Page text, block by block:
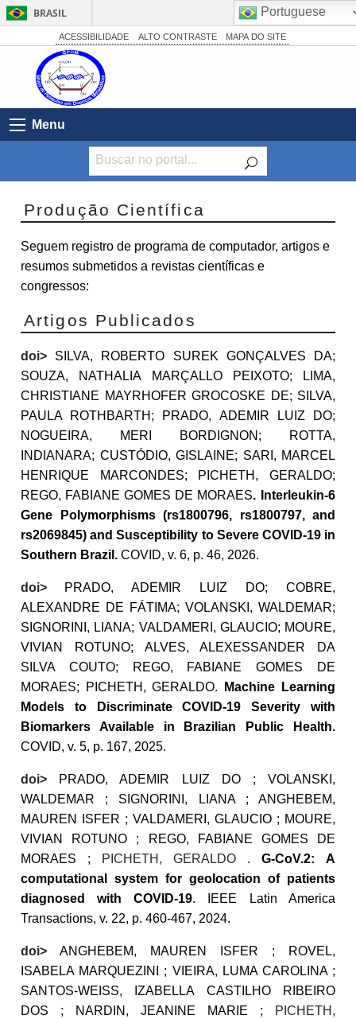
BRASIL
Simplifique!
Acesso à informação
Canais
ACESSIBILIDADE ALTO CONTRASTE MAPA DO SITE
Menu
Produção Científica
Seguem registro de programa de computador, artigos e
resumos submetidos a revistas científicas e
congressos:
Artigos Publicados
doi> SILVA, ROBERTO SUREK GONÇALVES DA;
SOUZA, NATHALIA MARÇALLO PEIXOTO; LIMA,
CHRISTIANE MAYRHOFER GROCOSKE DE; SILVA,
PAULA ROTHBARTH; PRADO, ADEMIR LUIZ DO;
NOGUEIRA, MERI BORDIGNON; ROTTA,
INDIANARA; CUSTÓDIO, GISLAINE; SARI, MARCEL
HENRIQUE MARCONDES; PICHETH, GERALDO;
REGO, FABIANE GOMES DE MORAES. Interleukin-6
Gene Polymorphisms (rs1800796, rs1800797, and
rs2069845) and Susceptibility to Severe COVID-19 in
Southern Brazil. COVID, v. 6, p. 46, 2026.
doi>
PRADO, ADEMIR LUIZ DO; COBRE,
ALEXANDRE DE FÁTIMA; VOLANSKI, WALDEMAR;
SIGNORINI, LIANA; VALDAMERI, GLAUCIO; MOURE,
VIVIAN ROTUNO; ALVES, ALEXESSANDER DA
SILVA COUTO; REGO, FABIANE GOMES DE
MORAES; PICHETH, GERALDO. Machine Learning
Models to Discriminate COVID-19 Severity with
Biomarkers Available in Brazilian Public Health.
COVID, v. 5, p. 167, 2025.
doi> PRADO, ADEMIR LUIZ DO ; VOLANSKI,
WALDEMAR ; SIGNORINI, LIANA ; ANGHEBEM,
MAUREN ISFER ; VALDAMERI, GLAUCIO ; MOURE,
VIVIAN ROTUNO ; REGO, FABIANE GOMES DE
MORAES ;
PICHETH, GERALDO . G-CoV.2: A
computational system for geolocation of patients
diagnosed with COVID-19. IEEE Latin America
Transactions, v. 22, p. 460-467, 2024.
doi> ANGHEBEM, MAUREN ISFER ; ROVEL,
ISABELA MARQUEZINI ; VIEIRA, LUMA CAROLINA ;
SANTOS-WEISS, IZABELLA CASTILHO RIBEIRO
DOS ; NARDIN, JEANINE MARIE ;
PICHETH,
Portuguese